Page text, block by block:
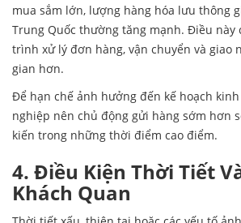
mua sắm lớn, lượng hàng hóa lưu thông
Trung Quốc thường tăng mạnh. Điều này
trình xử lý đơn hàng, vận chuyển và giao
gian hơn.
Để hạn chế ảnh hưởng đến kế hoạch
nghiệp nên chủ động gửi hàng sớm hơn
kiến trong những thời điểm cao điểm.
4. Điều Kiện Thời Tiết
Khách Quan